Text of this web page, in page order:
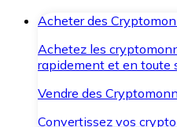
Acheter des
Achetez les
rapidement et en toute
Vendre des
Convertissez vos